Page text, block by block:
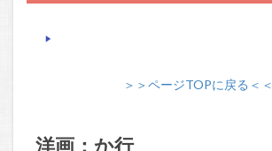
＞＞ページTOPに戻る＜＜
洋画：か行